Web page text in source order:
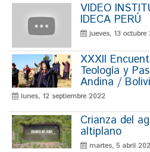
VIDEO
IDECA PERÚ
jueves, 13 octubre
XXXII
Teología y
Andina /
lunes, 12 septiembre 2022
Crianza del
altiplano
martes, 5 abril